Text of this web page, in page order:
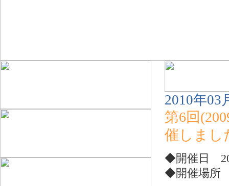
2010年03
第6回
催しまし
◆開催日
◆開催場所